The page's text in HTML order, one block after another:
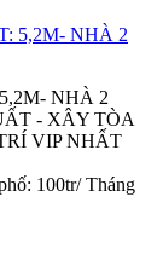
NHÀ 2
- XÂY TÒA
VIP NHẤT
100tr/ Tháng